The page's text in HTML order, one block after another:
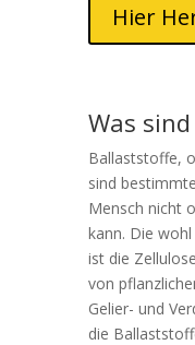
Hier
Was
Ballaststoffe,
sind
Mensch nicht
kann. Die
ist die
von
Gelier- und
die